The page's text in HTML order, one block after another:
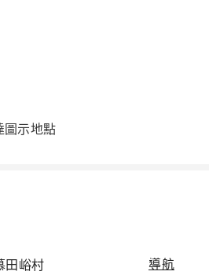
圖示地點
田峪村
導航